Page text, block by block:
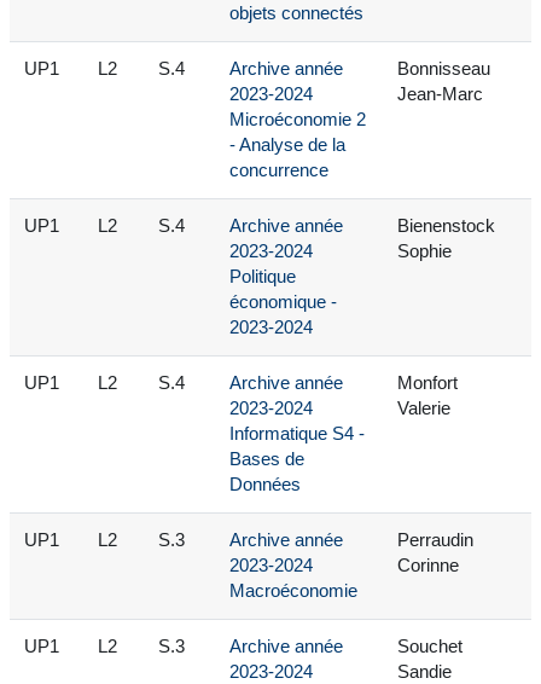
objets connectés
UP1 L2 S.4
Archive année
2023-2024
Microéconomie 2
- Analyse de la
concurrence
Bonnisseau
Jean-Marc
UP1 L2 S.4
Archive année
2023-2024
Politique
économique -
2023-2024
Bienenstock
Sophie
UP1 L2 S.4
Archive année
2023-2024
Informatique S4 -
Bases de
Données
Monfort
Valerie
UP1 L2 S.3
Archive année
2023-2024
Macroéconomie
Perraudin
Corinne
UP1 L2 S.3
Archive année
2023-2024
Souchet
Sandie